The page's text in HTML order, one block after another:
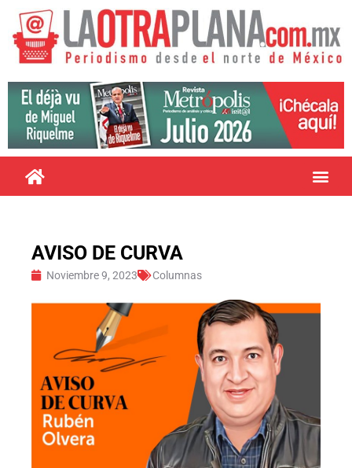
AVISO DE CURVA
Noviembre 9, 2023 Columnas